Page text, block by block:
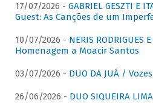
17/07/2026 - GABRIEL GESZTI E
Guest: As Canções de um
10/07/2026 - NERIS RODRIGUES
Homenagem a Moacir Santos
03/07/2026 - DUO DA JUÁ /
26/06/2026 - DUO SIQUEIRA